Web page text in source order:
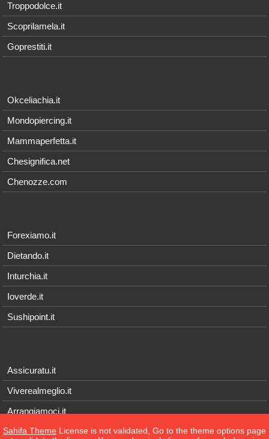
Troppodolce.it
Scoprilamela.it
Goprestiti.it
Okceliachia.it
Mondopiercing.it
Mammaperfetta.it
Chesignifica.net
Chenozze.com
Forexiamo.it
Dietando.it
Inturchia.it
Ioverde.it
Sushipoint.it
Assicuratu.it
Viverealmeglio.it
Arrangiamoci.it
Tecnichef.it
Sahifa Theme License is not validated, Go to the theme options page